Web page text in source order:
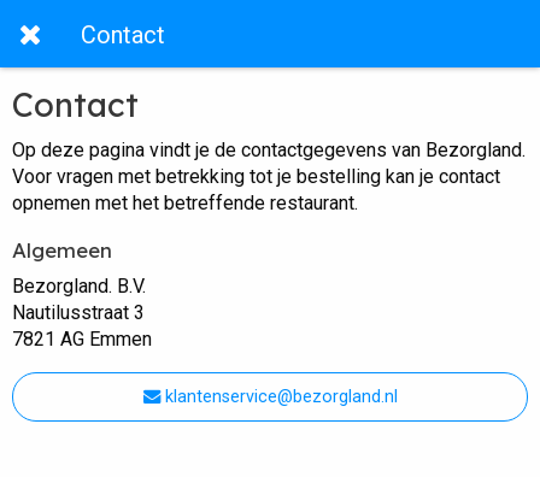
Contact
Contact
Op deze pagina vindt je de contactgegevens van Bezorgland.
Voor vragen met betrekking tot je bestelling kan je contact
opnemen met het betreffende restaurant.
Algemeen
Bezorgland. B.V.
Nautilusstraat 3
7821 AG Emmen
klantenservice@bezorgland.nl